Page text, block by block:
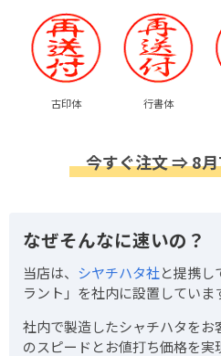
古印体 行書体
今すぐ注文 ⇒ 8
なぜそんなに速いの？
当店は、 シヤチハタ社と提携し
ラント」を社内に設置していま
社内で製造したシャチハタをお
のスピードとお値打ち価格を